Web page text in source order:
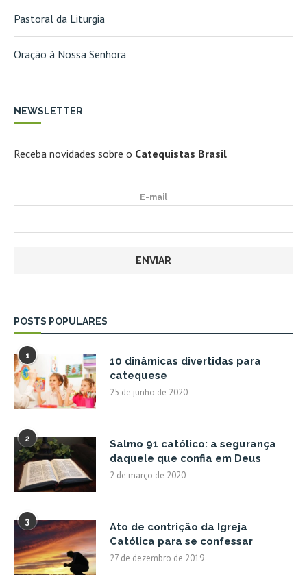
Pastoral da Liturgia
Oração à Nossa Senhora
NEWSLETTER
Receba novidades sobre o Catequistas Brasil
E-mail
POSTS POPULARES
1
10 dinâmicas divertidas para
catequese
25 de junho de 2020
2
Salmo 91 católico: a segurança
daquele que confia em Deus
2 de março de 2020
3
Ato de contrição da Igreja
Católica para se confessar
27 de dezembro de 2019